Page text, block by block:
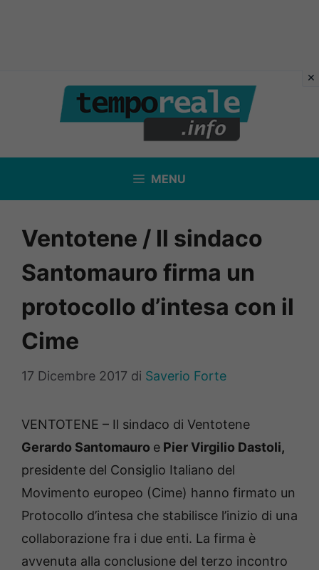
contenuto
MENU
Ventotene / Il sindaco
Santomauro firma un
protocollo d’intesa con il
Cime
17 Dicembre 2017 di Saverio Forte
VENTOTENE – Il sindaco di Ventotene
Gerardo Santomauro e Pier Virgilio Dastoli,
presidente del Consiglio Italiano del
Movimento europeo (Cime) hanno firmato un
Protocollo d’intesa che stabilisce l’inizio di una
collaborazione fra i due enti. La firma è
avvenuta alla conclusione del terzo incontro